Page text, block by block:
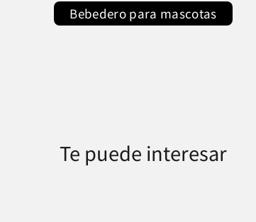
Bebedero para mascotas
Te puede interesar